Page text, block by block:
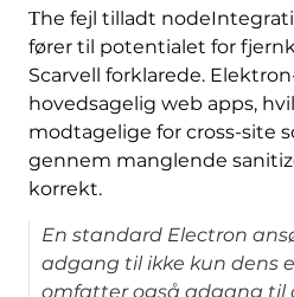
Тhe fejl tilladt
fører til potentialet for
Scarvell forklarede.
hovedsagelig web apps,
modtagelige for cross-site
gennem manglende
korrekt.
En standard Electron
adgang til ikke kun dens
omfatter også adgang til